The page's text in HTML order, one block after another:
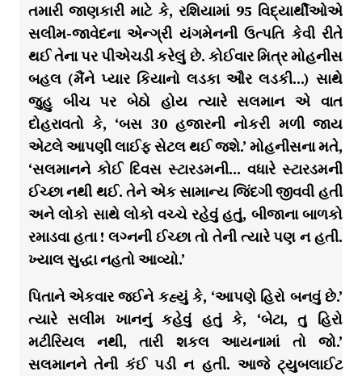
તમારી જાણકારી માટે કે, રશિયામાં 95 વિદ્યાર્થીઓએ
સલીમ-જાવેદના એન્ગ્રી યંગમેનની ઉત્પતિ કેવી રીતે
થઈ તેના પર પીએચડી કરેલું છે. કોઈવાર મિત્ર મોહનીસ
બહલ (મૈંને પ્યાર કિયાનો લડકા ઔર લડકી…) સાથે
જુહુ બીચ પર બેઠો હોય ત્યારે સલમાન એ વાત
દોહરાવતો કે, ‘બસ 30 હજારની નોકરી મળી જાય
એટલે આપણી લાઈફ સેટલ થઈ જશે.’ મોહનીસના મતે,
‘સલમાનને કોઈ દિવસ સ્ટારડમની… વધારે સ્ટારડમની
ઈચ્છા નથી થઈ. તેને એક સામાન્ય જિંદગી જીવવી હતી
અને લોકો સાથે લોકો વચ્ચે રહેવું હતું, બીજાના બાળકો
રમાડવા હતા ! લગ્નની ઈચ્છા તો તેની ત્યારે પણ ન હતી.
ખ્યાલ સુદ્ધા નહતો આવ્યો.’
પિતાને એકવાર જઈને કહ્યું કે, ‘આપણે હિરો બનવું છે.’
ત્યારે સલીમ ખાનનું કહેવું હતું કે, ‘બેટા, તુ હિરો
મટીરિયલ નથી, તારી શકલ આયનામાં તો જો.’
સલમાનને તેની કંઈ પડી ન હતી. આજે ટ્યુબલાઈટ